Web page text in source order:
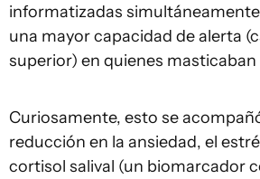
informatizadas
una mayor capacidad de alerta
superior) en quienes masticaban
Curiosamente, esto se
reducción en la ansiedad, el
cortisol salival (un biomarcador